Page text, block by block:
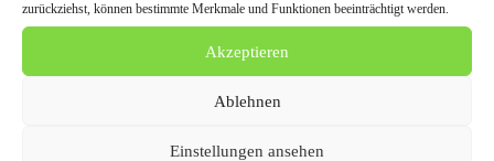
zurückziehst, können bestimmte Merkmale und Funktionen beeinträchtigt werden.
Akzeptieren
Ablehnen
Einstellungen ansehen
Ads erstmals auf Augenhöhe mit großen Plattformen